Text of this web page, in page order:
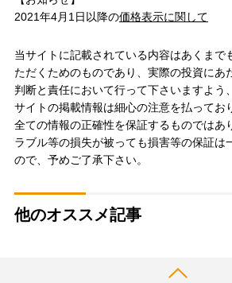
2021年4月1日以降の価格表示に関して
当サイトに記載されている内容はあくまで
ただくためのものであり、実際の投資にあ
判断と責任において行って下さいますよう
サイトの掲載情報は細心の注意を払ってお
全ての情報の正確性を保証するものではあ
ラブル等の損失が被っても損害等の保証は
ので、予めご了承下さい。
他のオススメ記事